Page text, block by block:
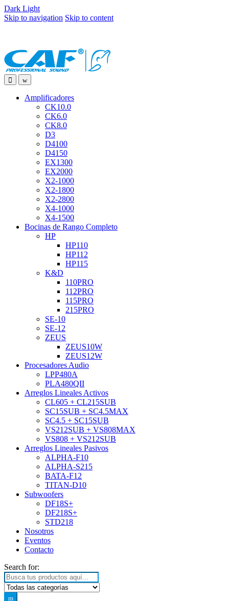
Dark Light
Skip to navigation Skip to content
Amplificadores
CK10.0
CK6.0
CK8.0
D3
D4100
D4150
EX1300
EX2000
X2-1000
X2-1800
X2-2800
X4-1000
X4-1500
Bocinas de Rango Completo
HP
HP110
HP112
HP115
K&D
110PRO
112PRO
115PRO
215PRO
SE-10
SE-12
ZEUS
ZEUS10W
ZEUS12W
Procesadores Audio
LPP480A
PLA480QII
Arreglos Lineales Activos
CL605 + CL215SUB
SC15SUB + SC4.5MAX
SC4.5 + SC15SUB
VS212SUB + VS808MAX
VS808 + VS212SUB
Arreglos Lineales Pasivos
ALPHA-F10
ALPHA-S215
BATA-F12
TITAN-D10
Subwoofers
DF18S+
DF218S+
STD218
Nosotros
Eventos
Contacto
Search for: